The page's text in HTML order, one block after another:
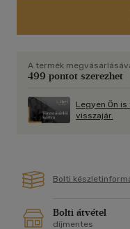
eltemetett titokról.
Vajon megragadja az
múlttal?
"Napsütötte, elbűvölő
"Szenvedélyes nyári
A termék
499 pontot szerezhet
Legyen Ön
visszajár.
Bolti
Bolti átvétel
díjmentes